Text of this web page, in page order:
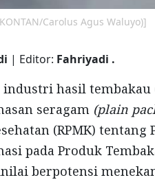
Carolus Agus Waluyo)]
| Editor: Fahriyadi .
industri hasil
seragam (plain
(RPMK) tentang
pada Produk
berpotensi